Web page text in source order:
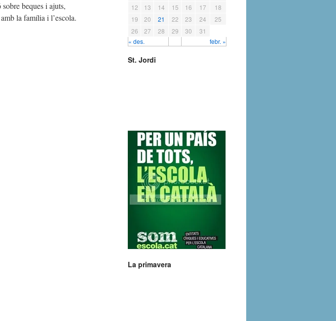
beques i ajuts,
la família i l’escola.
« des. febr. »
12
13 14 15 16 17
18
19
20 21 22 23 24
25
26
27 28 29 30 31
St. Jordi
La primavera